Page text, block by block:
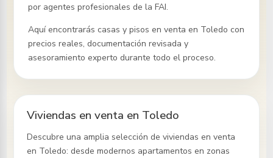
por agentes profesionales de la FAI.
Aquí encontrarás casas y pisos en venta en Toledo con
precios reales, documentación revisada y
asesoramiento experto durante todo el proceso.
Viviendas en venta en Toledo
Descubre una amplia selección de viviendas en venta
en Toledo: desde modernos apartamentos en zonas